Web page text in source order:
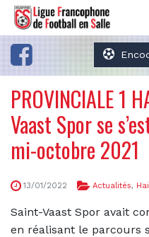
PROVINCIALE 1
Vaast Spor se
mi-octobre 2021
13/01/2022 Actualités,
Saint-Vaast Spor avait
en réalisant le parcours